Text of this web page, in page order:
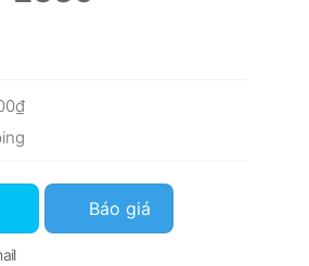
với giá 500.000₫, số lượng 1.
Báo giá